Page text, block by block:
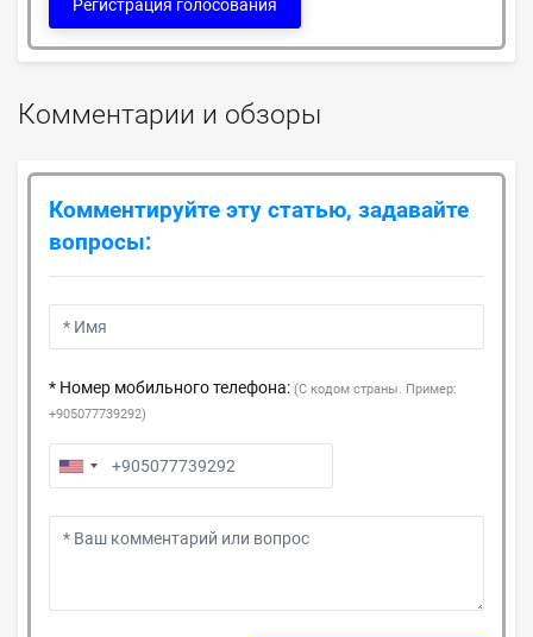
Регистрация голосования
Комментарии и обзоры
Комментируйте эту статью, задавайте
вопросы:
* Номер мобильного телефона: (С кодом страны. Пример:
+905077739292)